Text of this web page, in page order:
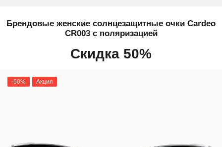
Брендовые женские солнцезащитные очки Сardeo
CR003 с поляризацией
Скидка 50%
-50% Акция